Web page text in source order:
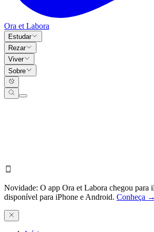
Ora et Labora
Estudar
Rezar
Viver
Sobre
Novidade: O app Ora et Labora chegou para
disponível para iPhone e Android. Conheça →